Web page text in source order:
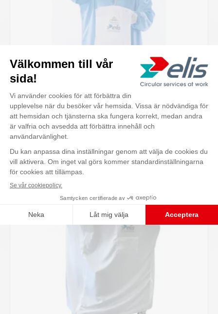
Återanvändbara autoklavpåsar
Problemet med engångsförpackningar som
används för att autoklavera utrustning som
används i verksamheten är att olika…
Läs mer Kontakta oss